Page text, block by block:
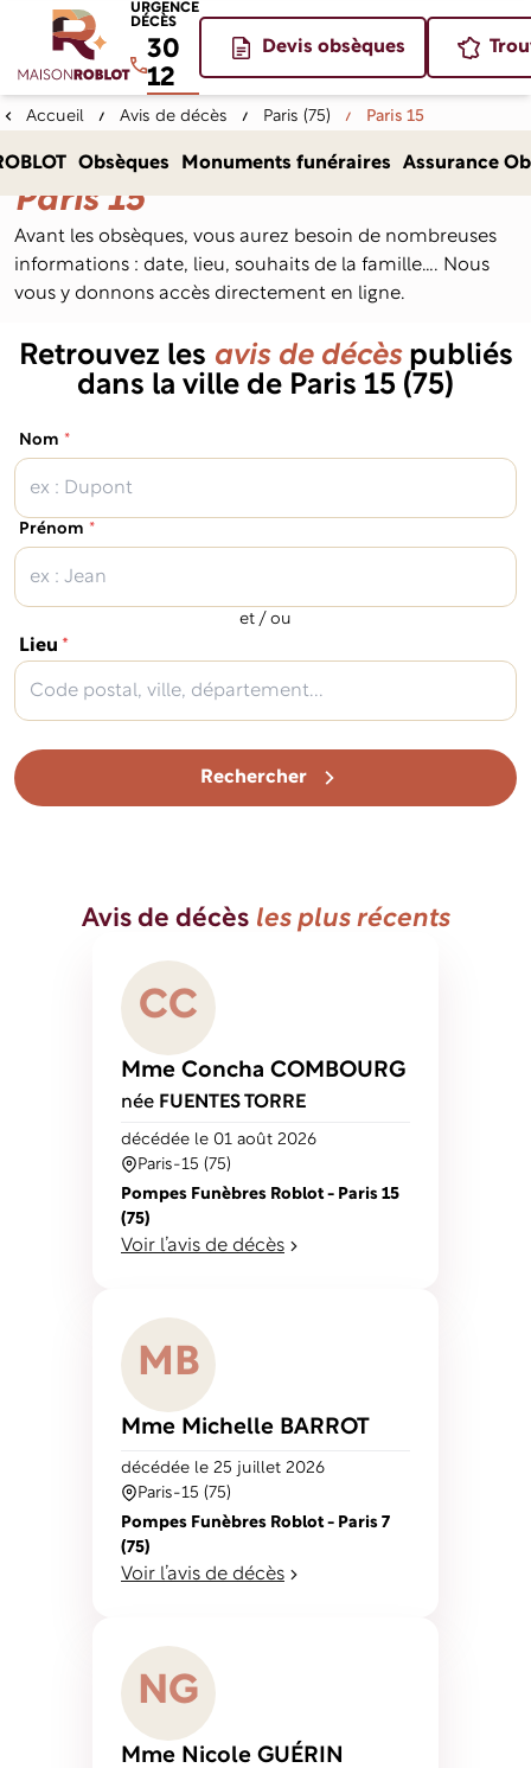
URGENCE
DÉCÈS
30
12
Devis obsèques
Obsèques Monuments funéraires Assurance
Accueil Avis de décès Paris (75) Paris 15
Avis de décès dans la ville de
Paris 15
Avant les obsèques, vous aurez besoin de nombreuses
informations : date, lieu, souhaits de la famille…. Nous
vous y donnons accès directement en ligne.
Retrouvez les avis de décèspubliés
dans la ville de Paris 15 (75)
Nom *(obligatoire)
Prénom *(obligatoire)
et / ou
Lieu *(obligatoire)
Rechercher
Avis de décès les plus récents
CC
Mme Concha COMBOURG
née FUENTES TORRE
Paris-15 (75)
décédée le 01 août 2026
Pompes Funèbres Roblot - Paris 15
(75)
Voir l’avis de décès
M B
Mme Michelle BARROT
Paris-15 (75)
décédée le 25 juillet 2026
Pompes Funèbres Roblot - Paris 7
(75)
Voir l’avis de décès
N G
Mme Nicole GUÉRIN